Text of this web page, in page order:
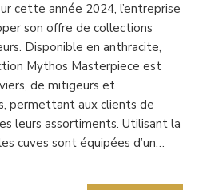
cette année 2024, l’entreprise
son offre de collections
Disponible en anthracite,
Mythos Masterpiece est
de mitigeurs et
permettant aux clients de
leurs assortiments. Utilisant la
cuves sont équipées d’un…